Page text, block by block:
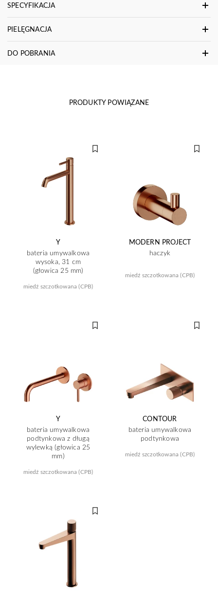
SPECYFIKACJA
PIELĘGNACJA
DO POBRANIA
PRODUKTY POWIĄZANE
Y
bateria umywalkowa
wysoka, 31 cm
(głowica 25 mm)
miedź szczotkowana (CPB)
MODERN PROJECT
haczyk
miedź szczotkowana (CPB)
Y
bateria umywalkowa
podtynkowa z długą
wylewką (głowica 25
mm)
miedź szczotkowana (CPB)
CONTOUR
bateria umywalkowa
podtynkowa
miedź szczotkowana (CPB)